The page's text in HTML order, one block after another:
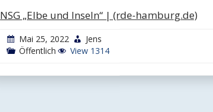
NSG „Elbe und Inseln“ | (rde-hamburg.de)
Mai 25, 2022
Jens
Öffentlich
View 1314